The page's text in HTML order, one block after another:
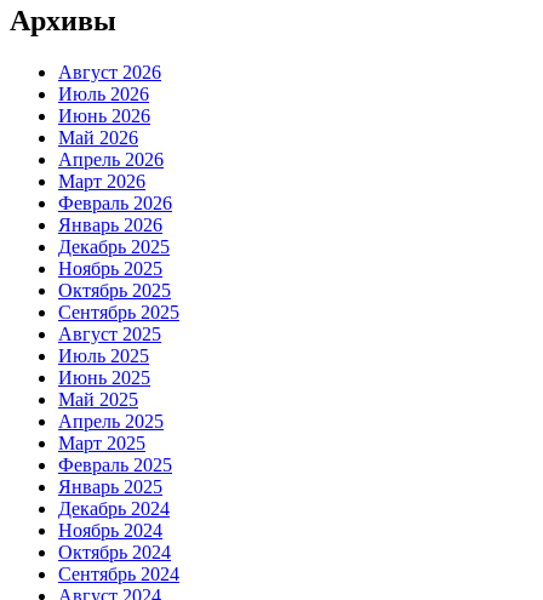
Архивы
Август 2026
Июль 2026
Июнь 2026
Май 2026
Апрель 2026
Март 2026
Февраль 2026
Январь 2026
Декабрь 2025
Ноябрь 2025
Октябрь 2025
Сентябрь 2025
Август 2025
Июль 2025
Июнь 2025
Май 2025
Апрель 2025
Март 2025
Февраль 2025
Январь 2025
Декабрь 2024
Ноябрь 2024
Октябрь 2024
Сентябрь 2024
Август 2024